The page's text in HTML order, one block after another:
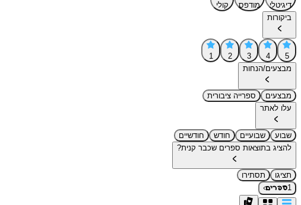
דיגיטלי מודפס
קולי
ביקורות
5
4
3
2
1
מבצעים/הנחות
מבצעים
ספרייה ציבורית
עלו לאתר
שבוע שבועיים חודש
חודשיים
להציג בתוצאות ספרים שכבר קנית?
תציגו
תסתירו
1ספרים›